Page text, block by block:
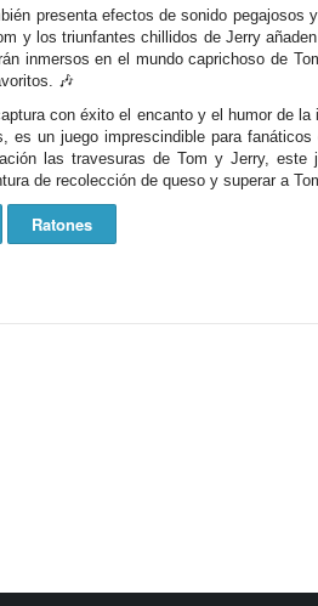
presenta efectos de sonido pegajosos
y los triunfantes chillidos de Jerry
inmersos en el mundo caprichoso de
🎶
con éxito el encanto y el humor de
un juego imprescindible para
las travesuras de Tom y Jerry, este
de recolección de queso y superar a
Ratones